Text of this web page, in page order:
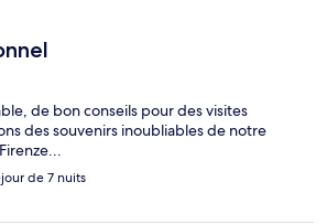
de bon conseils pour des visites
des souvenirs inoubliables de notre
de 7 nuits